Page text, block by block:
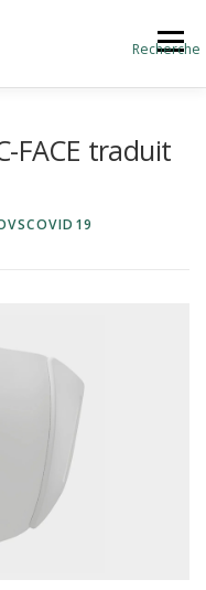
Recherche
Menu
FACE traduit